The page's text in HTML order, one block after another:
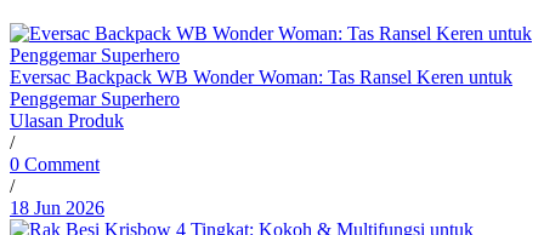
Eversac Backpack WB Wonder Woman: Tas Ransel Keren untuk
Penggemar Superhero
Ulasan Produk
/
0 Comment
/
18 Jun 2026